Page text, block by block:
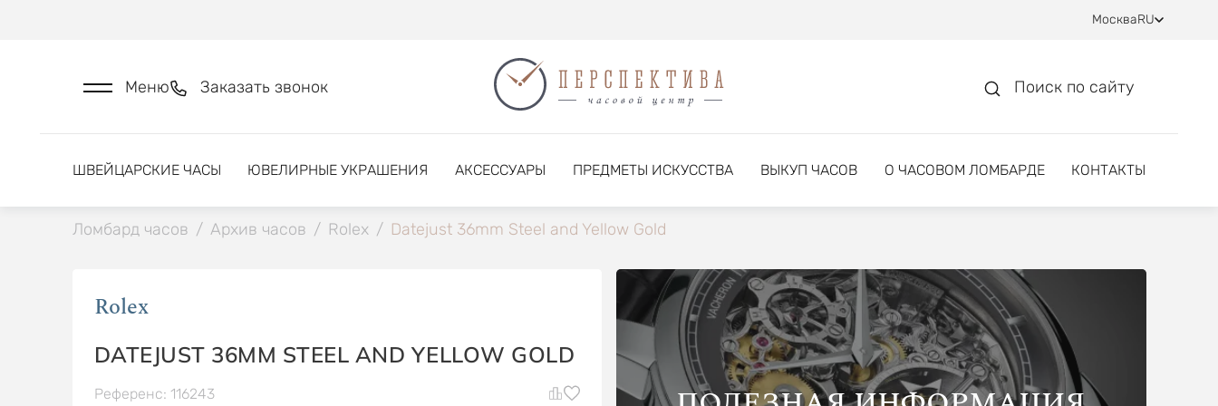
МоскваRU
Меню Заказать звонок Поиск по сайту
ШВЕЙЦАРСКИЕ ЧАСЫ ЮВЕЛИРНЫЕ УКРАШЕНИЯ АКСЕССУАРЫ ПРЕДМЕТЫ ИСКУССТВА ВЫКУП ЧАСОВ О ЧАСОВОМ ЛОМБАРДЕ КОНТАКТЫ
Ломбард часов / Архив часов / Rolex / Datejust 36mm Steel and Yellow Gold
Rolex
DATEJUST 36MM STEEL AND YELLOW GOLD
Референс: 116243